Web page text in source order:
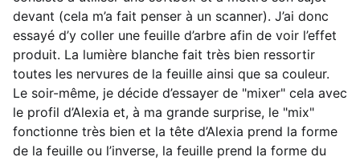
devant (cela m’a fait penser à un scanner). J’ai donc
essayé d’y coller une feuille d’arbre afin de voir l’effet
produit. La lumière blanche fait très bien ressortir
toutes les nervures de la feuille ainsi que sa couleur.
Le soir-même, je décide d’essayer de "mixer" cela avec
le profil d’Alexia et, à ma grande surprise, le "mix"
fonctionne très bien et la tête d’Alexia prend la forme
de la feuille ou l’inverse, la feuille prend la forme du